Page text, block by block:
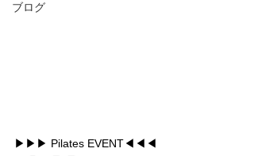
ブログ
▶︎▶︎▶︎ Pilates EVENT◀︎◀︎◀︎